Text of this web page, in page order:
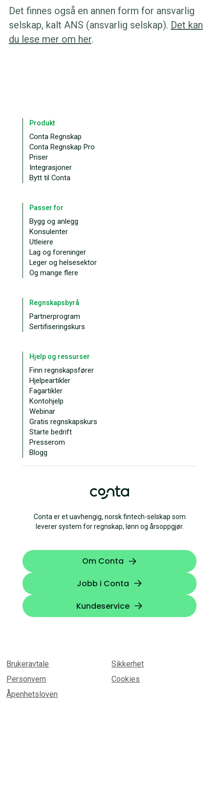
Det finnes også en annen form for ansvarlig
selskap, kalt ANS (ansvarlig selskap). Det kan
du lese mer om her.
Conta er et uavhengig, norsk fintech-selskap som
leverer system for regnskap, lønn og årsoppgjør.
Om Conta
Jobb i Conta
Kundeservice
Produkt
Conta Regnskap
Conta Regnskap Pro
Priser
Integrasjoner
Bytt til Conta
Passer for
Bygg og anlegg
Konsulenter
Utleiere
Lag og foreninger
Leger og helsesektor
Og mange flere
Regnskapsbyrå
Partnerprogram
Sertifiseringskurs
Hjelp og ressurser
Finn regnskapsfører
Hjelpeartikler
Fagartikler
Kontohjelp
Webinar
Gratis regnskapskurs
Starte bedrift
Presserom
Blogg
Brukeravtale
Sikkerhet
Personvern
Cookies
Åpenhetsloven